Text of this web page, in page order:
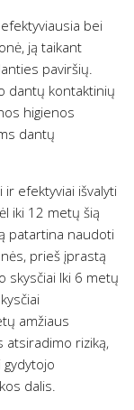
bei
ją taikant
paviršių.
dantų kontaktinių
higienos
dantų
ir efektyviai išvalyti
iki 12 metų šią
patartina naudoti
prieš įprastą
skysčiai Iki 6 metų
amžiaus
atsiradimo riziką,
dalis.